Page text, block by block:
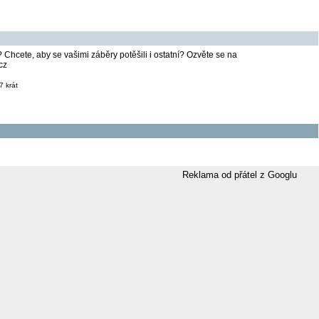
Chcete, aby se vašimi záběry potěšili i ostatní? Ozvěte se na
krát
Reklama od přátel z Googlu